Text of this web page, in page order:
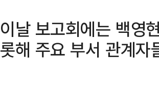
이날 보고회에는 백영
롯해 주요 부서 관계자